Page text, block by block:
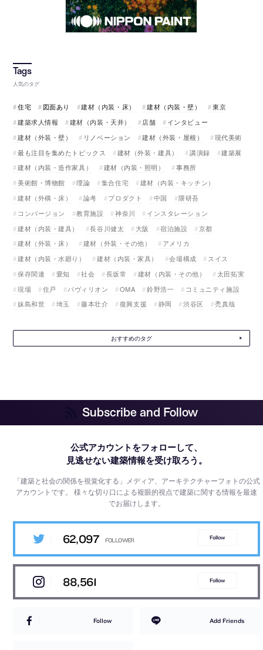
人気のタグ
住宅 図面あり 建材（内装・床） 建材（内装・壁）
東京
建築求人情報
建材（内装・天井） 店舗
インタビュー
建材（外装・壁）
リノベーション 建材（外装・屋根）
現代美術
最も注目を集めたトピックス
建材（外装・建具） 講演録
建築展
建材（内装・造作家具）
建材（内装・照明）
事務所
美術館・博物館
理論 集合住宅
建材（内装・キッチン）
建材（外構・床）
論考 プロダクト 中国
隈研吾
コンバージョン
教育施設 神奈川
インスタレーション
建材（内装・建具）
長谷川健太 大阪 宿泊施設
京都
建材（外装・床）
建材（外装・その他）
アメリカ
建材（内装・水廻り）
建材（内装・家具） 会場構成
スイス
保存関連
愛知 社会 長坂常 建材（内装・その他）
太田拓実
現場
住戸 パヴィリオン OMA 鈴野浩一
コミュニティ施設
妹島和世
埼玉 藤本壮介 復興支援 静岡 渋谷区 禿真哉
おすすめのタグ
Subscribe and Follow
公式アカウントをフォローして、
見逃せない建築情報を受け取ろう。
「建築と社会の関係を視覚化する」メディア、アーキテクチャーフォトの公式
アカウントです。様々な切り口による複眼的視点で建築に関する情報を最速
でお届けします。
62,097 Follow
88,561 Follow
Follow Add Friends